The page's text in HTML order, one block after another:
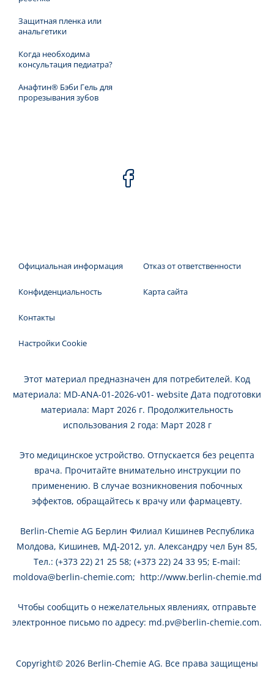
Защитная пленка или
анальгетики
Когда необходима
консультация педиатра?
Анафтин® Бэби Гель для
прорезывания зубов
Официальная информация Отказ от ответственности
Конфиденциальность Карта сайта
Контакты
Настройки Cookie
Этот материал предназначен для потребителей. Код
материала: MD-ANA-01-2026-v01- website Дата подготовки
материала: Март 2026 г. Продолжительность
использования 2 года: Март 2028 г
Это медицинское устройство. Oтпускается без рецепта
врача. Прочитайте внимательно инструкции по
применению. В случае возникновения побочных
эффектов, обращайтесь к врачу или фармацевту.
Berlin-Chemie AG Берлин Филиал Кишинев Республика
Молдова, Кишинев, МД-2012, ул. Александру чел Бун 85,
Тел.: (+373 22) 21 25 58; (+373 22) 24 33 95; E-mail:
moldova@berlin-chemie.com; http://www.berlin-chemie.md
Чтобы сообщить о нежелательных явлениях, отправьте
электронное письмо по адресу: md.pv@berlin-chemie.com.
Copyright© 2026 Berlin-Chemie AG. Bсе права защищены